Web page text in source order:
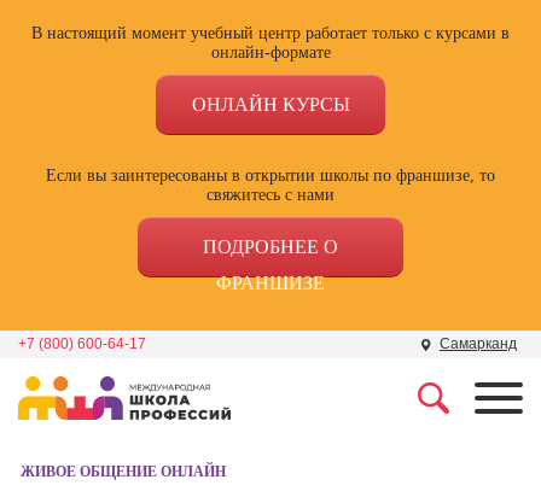
В настоящий момент учебный центр работает только с курсами в
онлайн-формате
ОНЛАЙН КУРСЫ
Если вы заинтересованы в открытии школы по франшизе, то
свяжитесь с нами
ПОДРОБНЕЕ О
ФРАНШИЗЕ
+7 (800) 600-64-17 Самарканд
ЖИВОЕ ОБЩЕНИЕ ОНЛАЙН